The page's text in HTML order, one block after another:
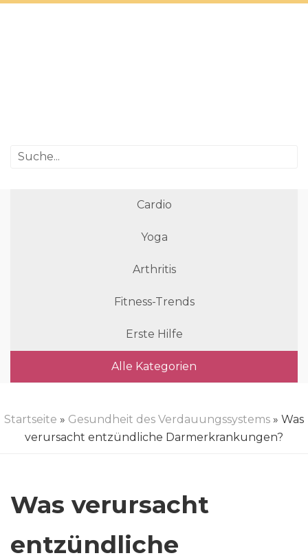
Cardio
Yoga
Arthritis
Fitness-Trends
Erste Hilfe
Alle Kategorien
Startseite » Gesundheit des Verdauungssystems » Was
verursacht entzündliche Darmerkrankungen?
Was verursacht
entzündliche